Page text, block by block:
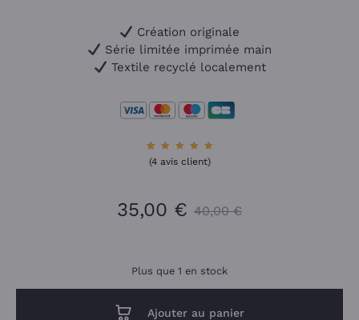
Création originale
Série limitée imprimée main
Textile recyclé localement
Noté
5.00
4
ns
client
(4avis client)
40,00€
35,00 €
Plus que 1 en stock
Ajouter au panier